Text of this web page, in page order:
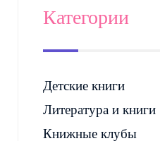
Категории
Детские книги
Литература и книги
Книжные клубы